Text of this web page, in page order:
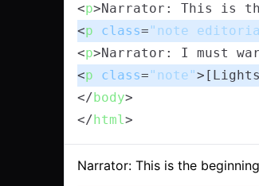
<p>Narrator: This is
<p class= "note
<p>Narrator: I must
<p class= "note">
</body>
</html>